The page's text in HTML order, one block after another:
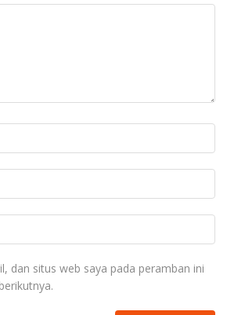
dan situs web saya pada peramban ini